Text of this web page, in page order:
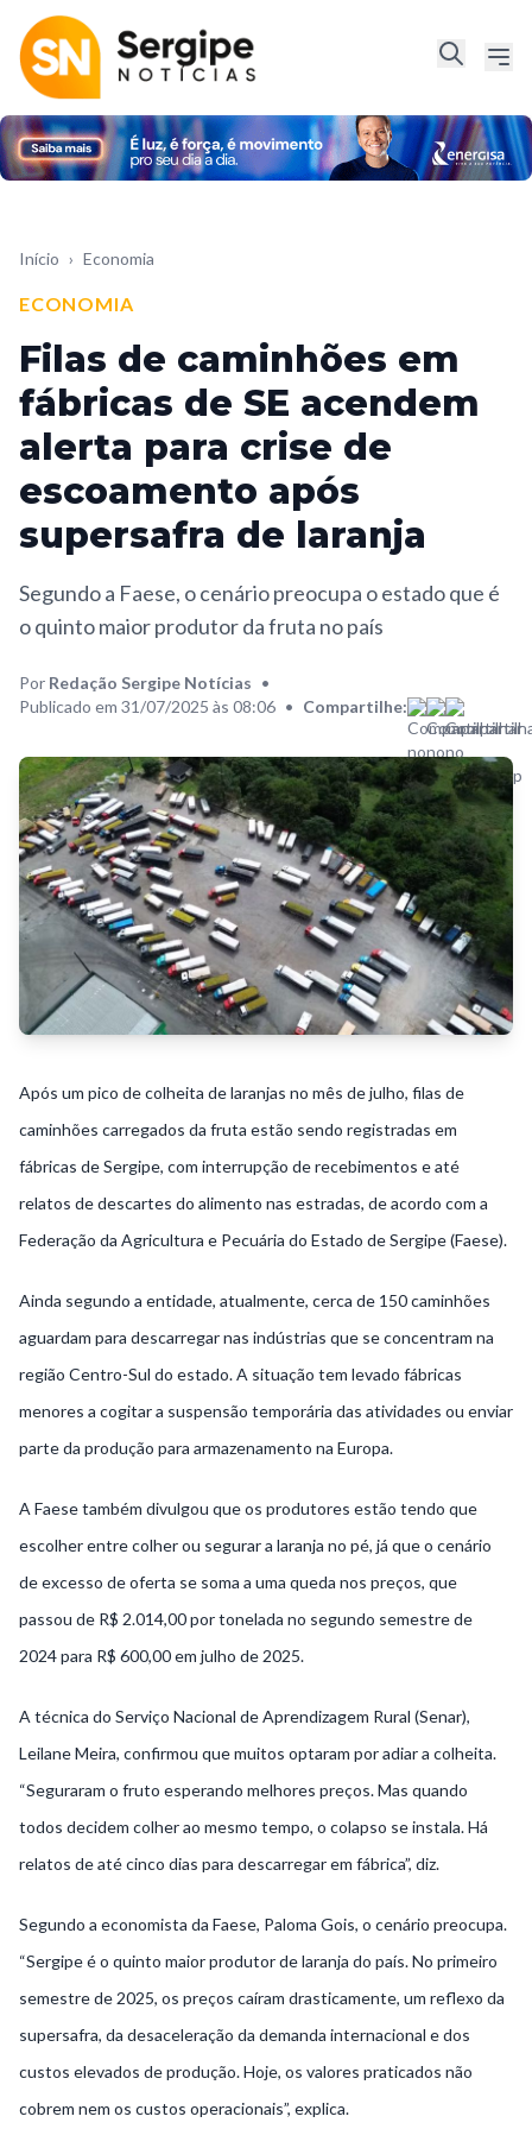
Início › Economia
ECONOMIA
Filas de caminhões em
fábricas de SE acendem
alerta para crise de
escoamento após
supersafra de laranja
Segundo a Faese, o cenário preocupa o estado que é
o quinto maior produtor da fruta no país
Por Redação Sergipe Notícias •
Publicado em 31/07/2025 às 08:06 • Compartilhe:
Após um pico de colheita de laranjas no mês de julho, filas de
caminhões carregados da fruta estão sendo registradas em
fábricas de Sergipe, com interrupção de recebimentos e até
relatos de descartes do alimento nas estradas, de acordo com a
Federação da Agricultura e Pecuária do Estado de Sergipe (Faese).
Ainda segundo a entidade, atualmente, cerca de 150 caminhões
aguardam para descarregar nas indústrias que se concentram na
região Centro-Sul do estado. A situação tem levado fábricas
menores a cogitar a suspensão temporária das atividades ou enviar
parte da produção para armazenamento na Europa.
A Faese também divulgou que os produtores estão tendo que
escolher entre colher ou segurar a laranja no pé, já que o cenário
de excesso de oferta se soma a uma queda nos preços, que
passou de R$ 2.014,00 por tonelada no segundo semestre de
2024 para R$ 600,00 em julho de 2025.
A técnica do Serviço Nacional de Aprendizagem Rural (Senar),
Leilane Meira, confirmou que muitos optaram por adiar a colheita.
“Seguraram o fruto esperando melhores preços. Mas quando
todos decidem colher ao mesmo tempo, o colapso se instala. Há
relatos de até cinco dias para descarregar em fábrica”, diz.
Segundo a economista da Faese, Paloma Gois, o cenário preocupa.
“Sergipe é o quinto maior produtor de laranja do país. No primeiro
semestre de 2025, os preços caíram drasticamente, um reflexo da
supersafra, da desaceleração da demanda internacional e dos
custos elevados de produção. Hoje, os valores praticados não
cobrem nem os custos operacionais”, explica.